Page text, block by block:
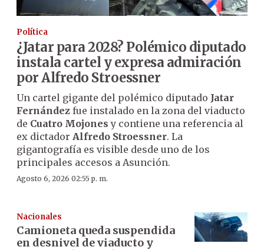
Política
¿Jatar para 2028? Polémico diputado
instala cartel y expresa admiración
por Alfredo Stroessner
Un cartel gigante del polémico diputado Jatar
Fernández fue instalado en la zona del viaducto
de Cuatro Mojones y contiene una referencia al
ex dictador Alfredo Stroessner. La
gigantografía es visible desde uno de los
principales accesos a Asunción.
Agosto 6, 2026 02:55 p. m.
Nacionales
Camioneta queda suspendida
en desnivel de viaducto y